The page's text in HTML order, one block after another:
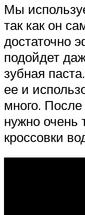
Мы
так как он
достаточно
подойдет
зубная
ее и
много. После
нужно очень
кроссовки